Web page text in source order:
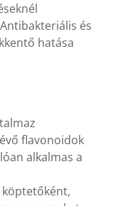
és
hatása
flavonoidok
alkalmas a